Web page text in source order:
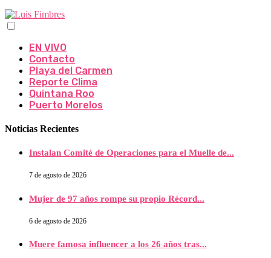
EN VIVO
Contacto
Playa del Carmen
Reporte Clima
Quintana Roo
Puerto Morelos
Noticias Recientes
Instalan Comité de Operaciones para el Muelle de...
7 de agosto de 2026
Mujer de 97 años rompe su propio Récord...
6 de agosto de 2026
Muere famosa influencer a los 26 años tras...